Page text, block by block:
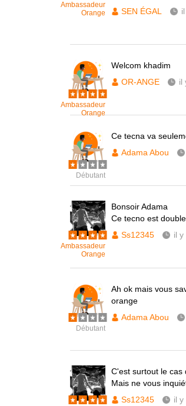
Ambassadeur
Orange
SEN ÉGAL
Ambassadeur
Orange
Welcom khadim
OR-ANGE
il
Débutant
Ce tecna va
Adama Abou
Ambassadeur
Orange
Bonsoir Adama
Ce tecno est
Ss12345
il y
Débutant
Ah ok mais vous
orange
Adama Abou
C'est surtout le cas
Mais ne vous
Ss12345
il y